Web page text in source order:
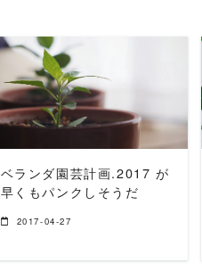
READ MORE
ベランダ園芸計画.2017 が
早くもパンクしそうだ
2017-04-27